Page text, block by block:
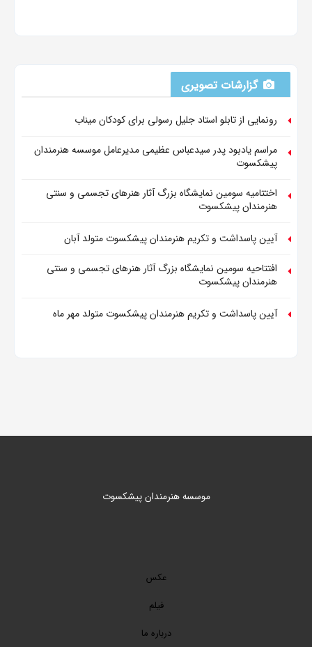
گزارشات تصویری
رونمایی از تابلو استاد جلیل رسولی برای کودکان میناب
مراسم یادبود پدر سیدعباس عظیمی مدیرعامل موسسه هنرمندان
پیشکسوت
اختتامیه سومین نمایشگاه بزرگ آثار هنرهای تجسمی و سنتی
هنرمندان پیشکسوت
آیین پاسداشت و تکریم هنرمندان پیشکسوت متولد آبان
افتتاحیه سومین نمایشگاه بزرگ آثار هنرهای تجسمی و سنتی
هنرمندان پیشکسوت
آیین پاسداشت و تکریم هنرمندان پیشکسوت متولد مهر ماه
موسسه هنرمندان پیشکسوت
عکس
فیلم
درباره ما